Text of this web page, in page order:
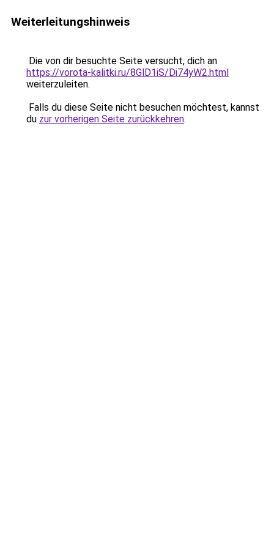
Weiterleitungshinweis
Die von dir besuchte Seite versucht, dich an
https://vorota-kalitki.ru/8GlD1iS/Di74yW2.html
weiterzuleiten.
Falls du diese Seite nicht besuchen möchtest, kannst
du zur vorherigen Seite zurückkehren.